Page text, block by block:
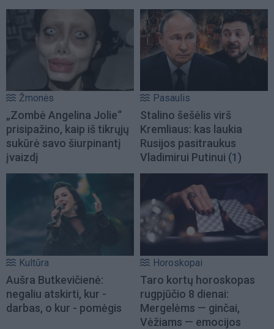
Žmonės
„Zombė Angelina Jolie“
prisipažino, kaip iš tikrųjų
sukūrė savo šiurpinantį
įvaizdį
Pasaulis
Stalino šešėlis virš
Kremliaus: kas laukia
Rusijos pasitraukus
Vladimirui Putinui (1)
Kultūra
Aušra Butkevičienė:
negaliu atskirti, kur -
darbas, o kur - pomėgis
Horoskopai
Taro kortų horoskopas
rugpjūčio 8 dienai:
Mergelėms — ginčai,
Vėžiams — emocijos